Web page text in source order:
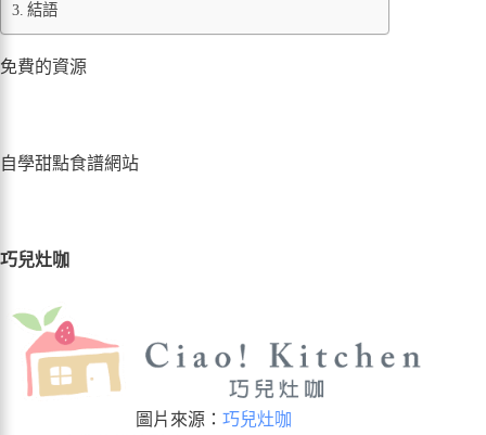
結語
免費的資源
自學甜點食譜網站
巧兒灶咖
圖片來源：巧兒灶咖